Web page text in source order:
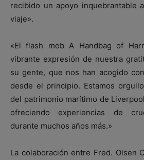
recibido un apoyo inquebrantable
viaje».
«El flash mob A Handbag of
vibrante expresión de nuestra
su gente, que nos han acogido
desde el principio. Estamos
del patrimonio marítimo de
ofreciendo experiencias de
durante muchos años más.»
La colaboración entre Fred. Olsen